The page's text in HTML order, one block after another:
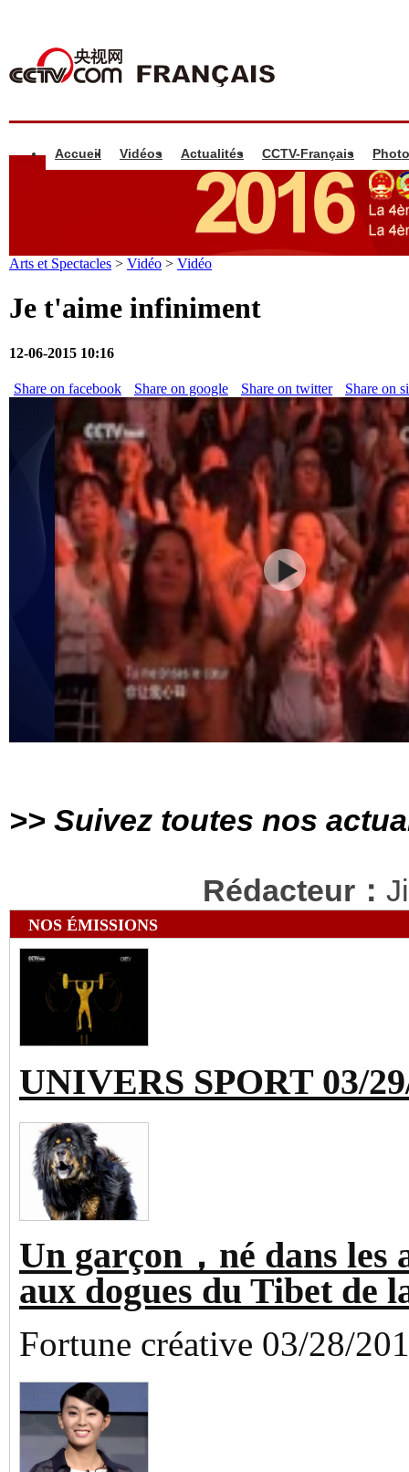
Accueil Vidéos Actualités CCTV-Français
Arts et Spectacles > Vidéo > Vidéo
Je t'aime infiniment
12-06-2015 10:16
Share on facebook Share on google Share on twitter Share on
>> Suivez toutes nos
Rédacteur：
NOS ÉMISSIONS
UNIVERS SPORT 03/
Un garçon，né dans les
aux dogues du Tibet de
Fortune créative 03/28/